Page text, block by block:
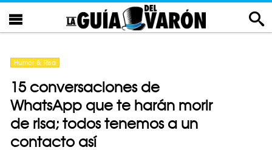
Humor & Risa
15 conversaciones de
WhatsApp que te harán morir
de risa; todos tenemos a un
contacto así